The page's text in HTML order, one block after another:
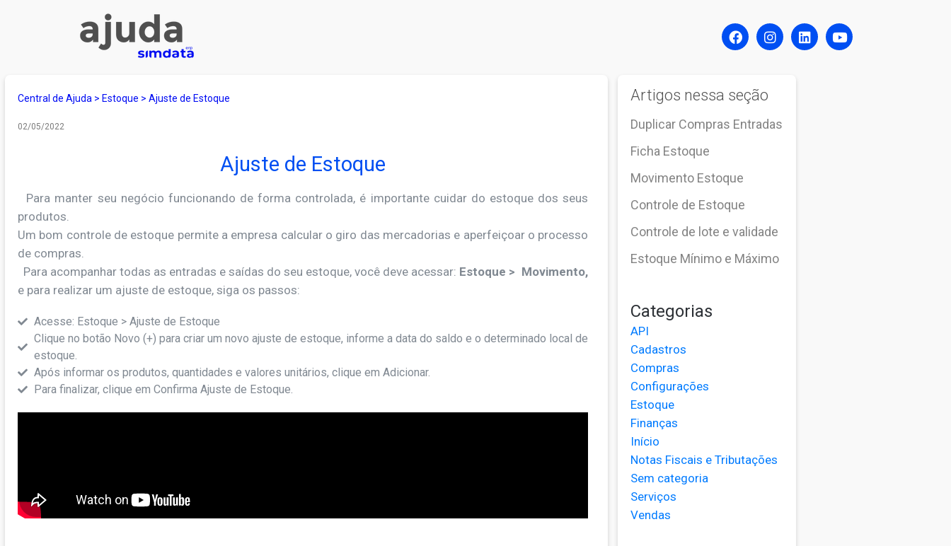
Central de Ajuda > Estoque > Ajuste de Estoque
02/05/2022
Ajuste de Estoque
Para manter seu negócio funcionando de forma controlada, é importante cuidar do estoque dos seus
produtos.
Um bom controle de estoque permite a empresa calcular o giro das mercadorias e aperfeiçoar o processo
de compras.
Para acompanhar todas as entradas e saídas do seu estoque, você deve acessar: Estoque > Movimento,
e para realizar um ajuste de estoque, siga os passos:
Acesse: Estoque > Ajuste de Estoque
Clique no botão Novo (+) para criar um novo ajuste de estoque, informe a data do saldo e o determinado local de
estoque.
Após informar os produtos, quantidades e valores unitários, clique em Adicionar.
Para finalizar, clique em Confirma Ajuste de Estoque.
Artigos nessa seção
Duplicar Compras Entradas
Ficha Estoque
Movimento Estoque
Controle de Estoque
Controle de lote e validade
Estoque Mínimo e Máximo
Categorias
API
Cadastros
Compras
Configurações
Estoque
Finanças
Início
Notas Fiscais e Tributações
Sem categoria
Serviços
Vendas